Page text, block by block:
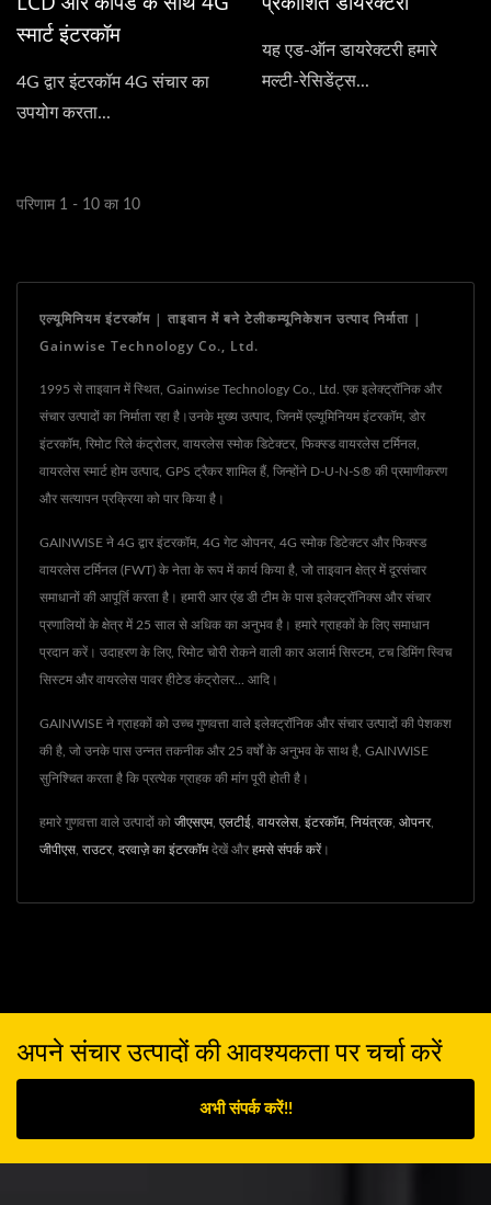
स्मार्ट इंटरकॉम
4G द्वार इंटरकॉम 4G संचार का
उपयोग करता...
यह एड-ऑन डायरेक्टरी हमारे
मल्टी-रेसिडेंट्स...
परिणाम 1 - 10 का 10
एल्यूमिनियम इंटरकॉम | ताइवान में बने टेलीकम्यूनिकेशन उत्पाद निर्माता |
Gainwise Technology Co., Ltd.
1995 से ताइवान में स्थित, Gainwise Technology Co., Ltd. एक इलेक्ट्रॉनिक और
संचार उत्पादों का निर्माता रहा है।उनके मुख्य उत्पाद, जिनमें एल्यूमिनियम इंटरकॉम, डोर
इंटरकॉम, रिमोट रिले कंट्रोलर, वायरलेस स्मोक डिटेक्टर, फिक्स्ड वायरलेस टर्मिनल,
वायरलेस स्मार्ट होम उत्पाद, GPS ट्रैकर शामिल हैं, जिन्होंने D-U-N-S® की प्रमाणीकरण
और सत्यापन प्रक्रिया को पार किया है।
GAINWISE ने 4G द्वार इंटरकॉम, 4G गेट ओपनर, 4G स्मोक डिटेक्टर और फिक्स्ड
वायरलेस टर्मिनल (FWT) के नेता के रूप में कार्य किया है, जो ताइवान क्षेत्र में दूरसंचार
समाधानों की आपूर्ति करता है। हमारी आर एंड डी टीम के पास इलेक्ट्रॉनिक्स और संचार
प्रणालियों के क्षेत्र में 25 साल से अधिक का अनुभव है। हमारे ग्राहकों के लिए समाधान
प्रदान करें। उदाहरण के लिए, रिमोट चोरी रोकने वाली कार अलार्म सिस्टम, टच डिमिंग स्विच
सिस्टम और वायरलेस पावर हीटेड कंट्रोलर... आदि।
GAINWISE ने ग्राहकों को उच्च गुणवत्ता वाले इलेक्ट्रॉनिक और संचार उत्पादों की पेशकश
की है, जो उनके पास उन्नत तकनीक और 25 वर्षों के अनुभव के साथ है, GAINWISE
सुनिश्चित करता है कि प्रत्येक ग्राहक की मांग पूरी होती है।
हमारे गुणवत्ता वाले उत्पादों को जीएसएम, एलटीई वायरलेस इंटरकॉम, नियंत्रक ओपनर,
जीपीएस राउटर, दरवाज़े का इंटरकॉमदेखें और हमसे संपर्क करें।
अपने संचार उत्पादों की आवश्यकता पर चर्चा करें
अभी संपर्क करें!!